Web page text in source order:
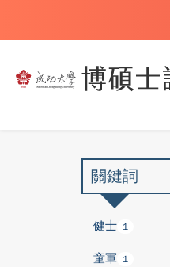
關鍵詞
健士 1
童軍 1